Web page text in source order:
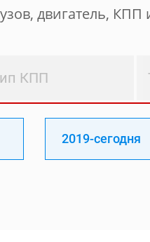
двигатель, КПП
КПП
2019-сегодня